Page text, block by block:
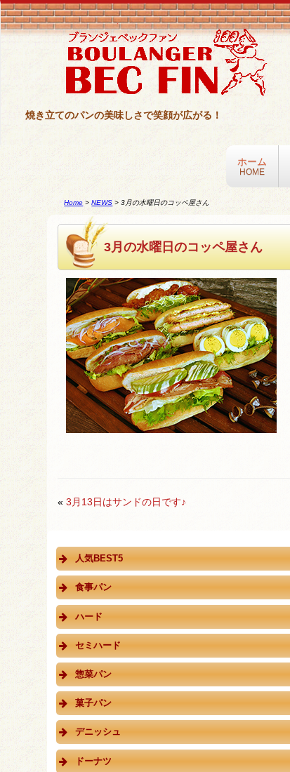
焼き立てのパンの美味しさで笑顔が広がる！
ホーム
HOME
Home >NEWS >3月の水曜日のコッペ屋さん
3月の水曜日のコッペ屋さん
«3月13日はサンドの日です♪
人気BEST5
食事パン
ハード
セミハード
惣菜パン
菓子パン
デニッシュ
ドーナツ